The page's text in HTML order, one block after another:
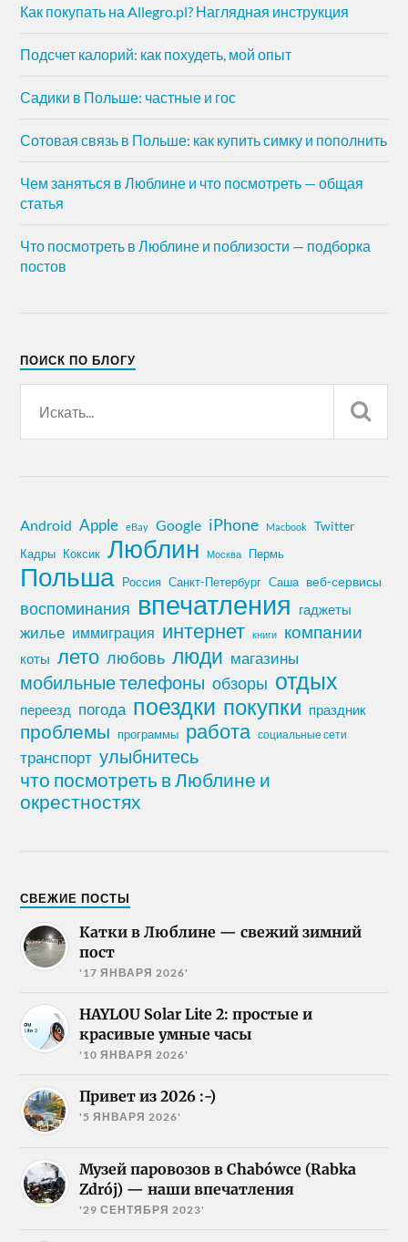
Как покупать на Allegro.pl? Наглядная инструкция
Подсчет калорий: как похудеть, мой опыт
Садики в Польше: частные и гос
Сотовая связь в Польше: как купить симку и пополнить
Чем заняться в Люблине и что посмотреть — общая
статья
Что посмотреть в Люблине и поблизости — подборка
постов
ПОИСК ПО БЛОГУ
Android Apple eBay Google iPhone Macbook Twitter
Кадры Коксик Люблин Москва Пермь
Польша Россия Санкт-Петербург Саша веб-сервисы
воспоминания впечатления гаджеты
жилье иммиграция интернет книги компании
коты лето любовь люди магазины
мобильные телефоны обзоры отдых
переезд погода поездки покупки праздник
проблемы программы работа социальные сети
транспорт улыбнитесь
что посмотреть в Люблине и
окрестностях
СВЕЖИЕ ПОСТЫ
Катки в Люблине — свежий зимний
пост
'17 ЯНВАРЯ 2026'
HAYLOU Solar Lite 2: простые и
красивые умные часы
'10 ЯНВАРЯ 2026'
Привет из 2026 :-)
'5 ЯНВАРЯ 2026'
Музей паровозов в Chabówce (Rabka
Zdrój) — наши впечатления
'29 СЕНТЯБРЯ 2023'